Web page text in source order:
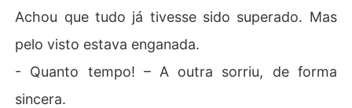
Achou que tudo já tivesse sido superado. Mas
pelo visto estava enganada.
- Quanto tempo! – A outra sorriu, de forma
sincera.